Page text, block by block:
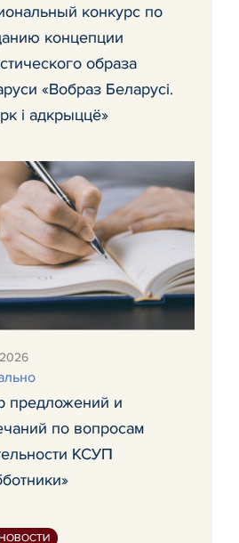
конкурс по
концепции
образа
«Вобраз Беларусi.
i адкрыццё»
предложений и
по вопросам
КСУП